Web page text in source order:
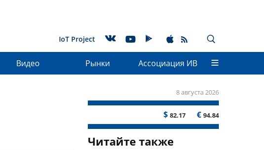
IoT Project
Видео Рынки Ассоциация ИВ
8 августа 2026
$ 82.17 € 94.84
Читайте также